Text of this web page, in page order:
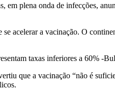
plena onda de infecções,
acelerar a vacinação. O
taxas inferiores a 60% -
que a vacinação “não é